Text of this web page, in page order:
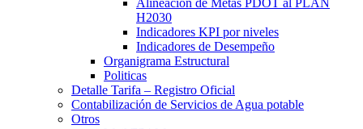
Alineación de Metas PDOT al PLAN
H2030
Indicadores KPI por niveles
Indicadores de Desempeño
Organigrama Estructural
Politicas
Detalle Tarifa – Registro Oficial
Contabilización de Servicios de Agua potable
Otros